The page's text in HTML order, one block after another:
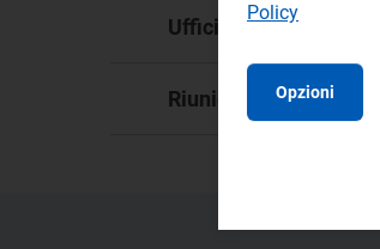
Ufficio responsabile:
Riunione:
Policy
Opzioni